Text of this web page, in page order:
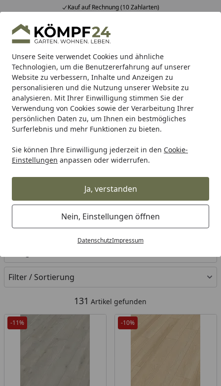
Unsere Seite verwendet Cookies und ähnliche
Technologien, um die Benutzererfahrung auf unserer
Website zu verbessern, Inhalte und Anzeigen zu
personalisieren und die Nutzung unserer Website zu
analysieren. Mit Ihrer Einwilligung stimmen Sie der
Verwendung von Cookies sowie der Verarbeitung Ihrer
persönlichen Daten zu, um Ihnen ein bestmögliches
Surferlebnis und mehr Funktionen zu bieten.
Sie können Ihre Einwilligung jederzeit in den Cookie-
Einstellungen anpassen oder widerrufen.
Ja, verstanden
Nein, Einstellungen öffnen
DatenschutzImpressum
Fachberatung & individuelle Angebote
Alle Produkte
Mein Konto
Suchen
Meister Designböden
Startseite
Meister Böden
Ihre Artikelübersicht
Filter / Sortierung
131 Artikel gefunden
-11% -10%